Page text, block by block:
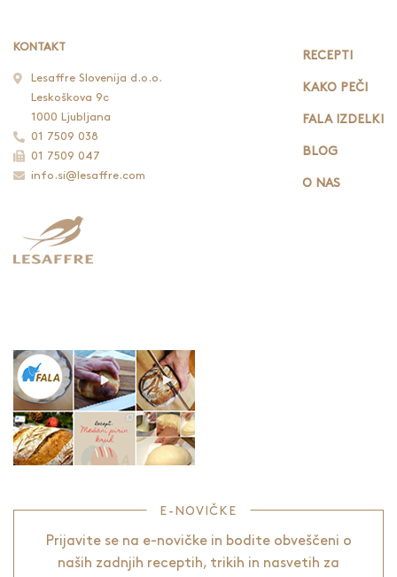
KONTAKT
Lesaffre Slovenija d.o.o.
Leskoškova 9c
1000 Ljubljana
01 7509 038
01 7509 047
info.si@lesaffre.com
RECEPTI
KAKO PEČI
FALA IZDELKI
BLOG
O NAS
E-NOVIČKE
Prijavite se na e-novičke in bodite obveščeni o
naših zadnjih receptih, trikih in nasvetih za